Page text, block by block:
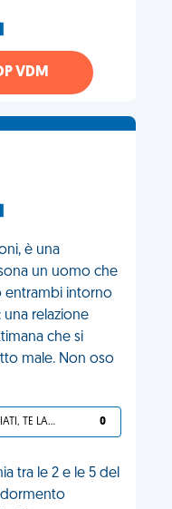
VDM
è una
un uomo che
entrambi intorno
una relazione
che si
male. Non oso
SVEGLIATI, TE LA SEI CERCATA! 0
tra le 2 e le 5 del